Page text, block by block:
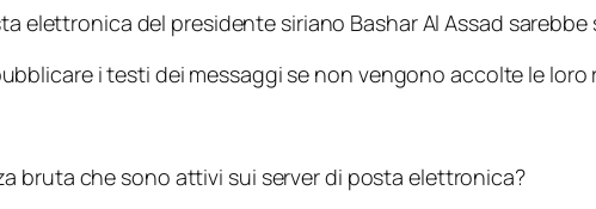
elettronica del presidente siriano Bashar Al Assad
i testi dei messaggi se non vengono accolte le loro
bruta che sono attivi sui server di posta elettronica?